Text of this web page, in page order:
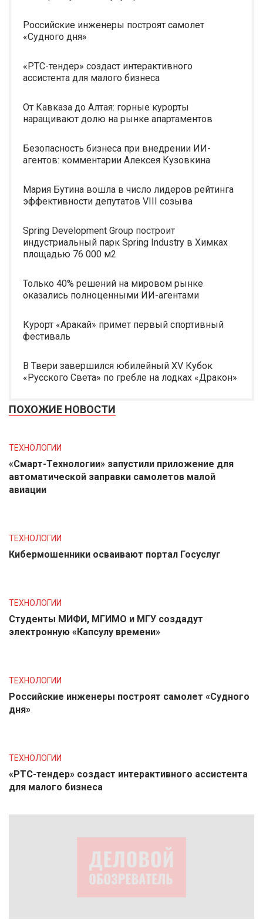
Российские инженеры построят самолет
«Судного дня»
«РТС-тендер» создаст интерактивного
ассистента для малого бизнеса
От Кавказа до Алтая: горные курорты
наращивают долю на рынке апартаментов
Безопасность бизнеса при внедрении ИИ-
агентов: комментарии Алексея Кузовкина
Мария Бутина вошла в число лидеров рейтинга
эффективности депутатов VIII созыва
Spring Development Group построит
индустриальный парк Spring Industry в Химках
площадью 76 000 м2
Только 40% решений на мировом рынке
оказались полноценными ИИ-агентами
Курорт «Аракай» примет первый спортивный
фестиваль
В Твери завершился юбилейный XV Кубок
«Русского Света» по гребле на лодках «Дракон»
ПОХОЖИЕ НОВОСТИ
ТЕХНОЛОГИИ
«Смарт-Технологии» запустили приложение для
автоматической заправки самолетов малой
авиации
ТЕХНОЛОГИИ
Кибермошенники осваивают портал Госуслуг
ТЕХНОЛОГИИ
Студенты МИФИ, МГИМО и МГУ создадут
электронную «Капсулу времени»
ТЕХНОЛОГИИ
Российские инженеры построят самолет «Судного
дня»
ТЕХНОЛОГИИ
«РТС-тендер» создаст интерактивного ассистента
для малого бизнеса